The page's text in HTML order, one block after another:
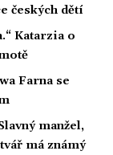
českých dětí
Katarzia o
Farna se
manžel,
má známý